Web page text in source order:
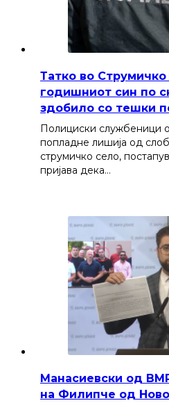
Татко во Струмичко
годишниот син по
здобило со тешки
Полициски службеници
попладне лишија од
струмичко село,
пријава дека…
Манасиевски од
на Филипче од